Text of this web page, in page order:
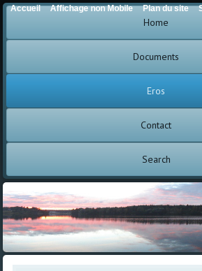
Home
Documents
Eros
Contact
Search
Accueil Affichage non Mobile Plan du site